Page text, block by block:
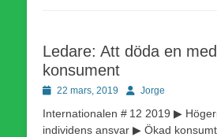
Ledare: Att döda en
konsument
Publicerad
22 mars, 2019 Författare
Jorge
Internationalen # 12 2019 ▶
individens ansvar ▶ Ökad